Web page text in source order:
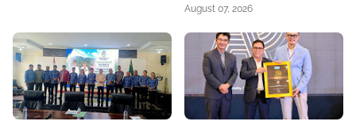
August 07, 2026